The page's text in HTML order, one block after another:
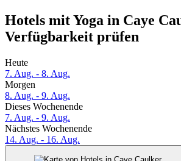
Hotels mit Yoga in Caye
Verfügbarkeit prüfen
Heute
7. Aug. - 8. Aug.
Morgen
8. Aug. - 9. Aug.
Dieses Wochenende
7. Aug. - 9. Aug.
Nächstes Wochenende
14. Aug. - 16. Aug.